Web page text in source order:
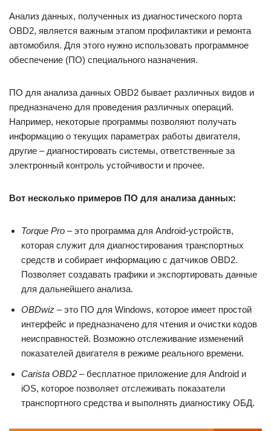
Анализ данных, полученных из диагностического порта
OBD2, является важным этапом профилактики и ремонта
автомобиля. Для этого нужно использовать программное
обеспечение (ПО) специального назначения.
ПО для анализа данных OBD2 бывает различных видов и
предназначено для проведения различных операций.
Например, некоторые программы позволяют получать
информацию о текущих параметрах работы двигателя,
другие – диагностировать системы, ответственные за
электронный контроль устойчивости и прочее.
Вот несколько примеров ПО для анализа данных:
Torque Pro – это программа для Android-устройств,
которая служит для диагностирования транспортных
средств и собирает информацию с датчиков OBD2.
Позволяет создавать графики и экспортировать данные
для дальнейшего анализа.
OBDwiz – это ПО для Windows, которое имеет простой
интерфейс и предназначено для чтения и очистки кодов
неисправностей. Возможно отслеживание изменений
показателей двигателя в режиме реального времени.
Carista OBD2 – бесплатное приложение для Android и
iOS, которое позволяет отслеживать показатели
транспортного средства и выполнять диагностику ОБД.